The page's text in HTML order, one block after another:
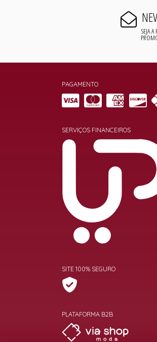
SEJA
PAGAMENTO
SERVIÇOS FINANCEIROS
SITE 100% SEGURO
PLATAFORMA B2B